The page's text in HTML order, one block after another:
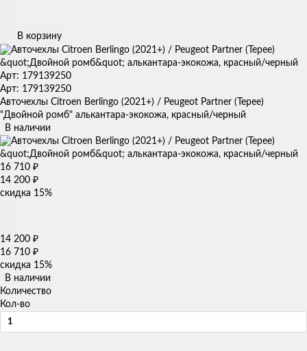
В корзину
Арт: 179139250
Арт: 179139250
Авточехлы Citroen Berlingo (2021+) / Peugeot Partner (Tepee)
"Двойной ромб" алькантара-экокожа, красный/черный
В наличии
16 710 ₽
14 200 ₽
скидка 15%
14 200 ₽
16 710 ₽
скидка 15%
В наличии
Количество
Кол-во